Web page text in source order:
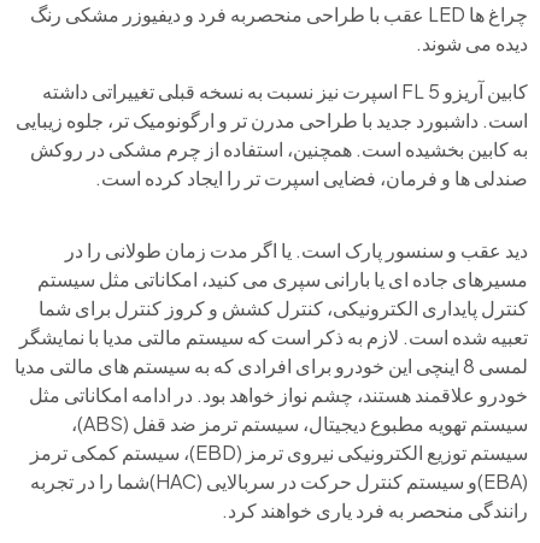
چراغ ها LED عقب با طراحی منحصربه فرد و دیفیوزر مشکی رنگ
دیده می شوند.
کابین آریزو 5 FL اسپرت نیز نسبت به نسخه قبلی تغییراتی داشته
است. داشبورد جدید با طراحی مدرن تر و ارگونومیک تر، جلوه زیبایی
به کابین بخشیده است. همچنین، استفاده از چرم مشکی در روکش
صندلی ها و فرمان، فضایی اسپرت تر را ایجاد کرده است.
دید عقب و سنسور پارک است. یا اگر مدت زمان طولانی را در
مسیرهای جاده ای یا بارانی سپری می کنید، امکاناتی مثل سیستم
کنترل پایداری الکترونیکی، کنترل کشش و کروز کنترل برای شما
تعبیه شده است. لازم به ذکر است که سیستم مالتی مدیا با نمایشگر
لمسی 8 اینچی این خودرو برای افرادی که به سیستم های مالتی مدیا
خودرو علاقمند هستند، چشم نواز خواهد بود. در ادامه امکاناتی مثل
سیستم تهویه مطبوع دیجیتال، سیستم ترمز ضد قفل (ABS)،
سیستم توزیع الکترونیکی نیروی ترمز (EBD)، سیستم کمکی ترمز
(EBA)و سیستم کنترل حرکت در سربالایی (HAC)شما را در تجربه
رانندگی منحصر به فرد یاری خواهند کرد.